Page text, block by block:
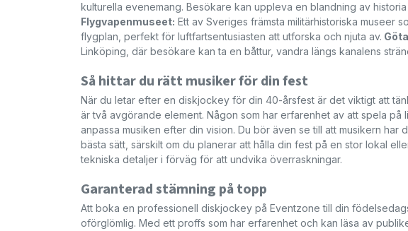
kulturella evenemang. Besökare kan uppleva en blandning av
Flygvapenmuseet: Ett av Sveriges främsta militärhistoriska museer
flygplan, perfekt för luftfartsentusiasten att utforska och njuta av.
Linköping, där besökare kan ta en båttur, vandra längs kanalens
Så hittar du rätt musiker för din fest
När du letar efter en diskjockey för din 40-årsfest är det viktigt att
är två avgörande element. Någon som har erfarenhet av att spela
anpassa musiken efter din vision. Du bör även se till att musikern
bästa sätt, särskilt om du planerar att hålla din fest på en stor lokal
tekniska detaljer i förväg för att undvika överraskningar.
Garanterad stämning på topp
Att boka en professionell diskjockey på Eventzone till din
oförglömlig. Med ett proffs som har erfarenhet och kan läsa av